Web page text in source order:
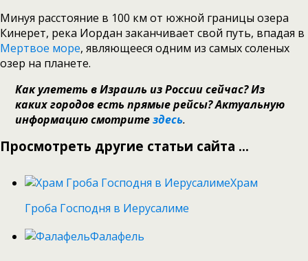
Минуя расстояние в 100 км от южной границы озера
Кинерет, река Иордан заканчивает свой путь, впадая в
Мертвое море, являющееся одним из самых соленых
озер на планете.
Как улететь в Израиль из России сейчас? Из
каких городов есть прямые рейсы? Актуальную
информацию смотритездесь.
Просмотреть другие статьи сайта ...
Храм
Гроба Господня в Иерусалиме
Фалафель